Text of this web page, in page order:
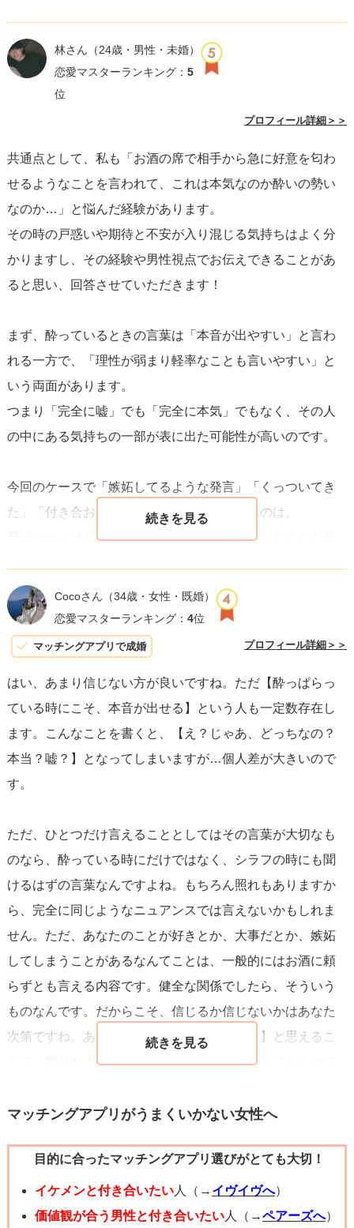
林さん （24歳・男性・未婚）
恋愛マスターランキング： 5
位
プロフィール詳細＞＞
共通点として、私も「お酒の席で相手から急に好意を匂わ
せるようなことを言われて、これは本気なのか酔いの勢い
なのか…」と悩んだ経験があります。
その時の戸惑いや期待と不安が入り混じる気持ちはよく分
かりますし、その経験や男性視点でお伝えできることがあ
ると思い、回答させていただきます！
まず、酔っているときの言葉は「本音が出やすい」と言わ
れる一方で、「理性が弱まり軽率なことも言いやすい」と
いう両面があります。
つまり「完全に嘘」でも「完全に本気」でもなく、その人
の中にある気持ちの一部が表に出た可能性が高いのです。
今回のケースで「嫉妬してるような発言」「くっついてき
た」「付き合おうか」という言動が出ているのは、
普段のそっけない態度と合わせて考えると、少なくとも相
ただし酔いの勢いで「今だけの気持ち」として口にしてし
まった面もあるので、そのまま鵜呑みにするのは危険で
す。
私の経験談ですが、酔ったときに「好きかも」と口にした
ことがあります。
そのときは実際に好意はありましたが、酔って勢いがつい
たことで普段なら言わない言葉が出てしまったのです。
翌日シラフで改めて気持ちを伝えられるかどうかが、本気
男性視点でのアドバイスとしては、「酔って言ったことを
シラフの時にどう扱うか」を見ることが大切です。
次に会った時に相手がその話題を避けるのか、それとも自
然に触れてくるのかで、彼の本心が分かりやすくなりま
す。
もし相談者様も気持ちがあるなら「この前酔って言ってた
こと、覚えてる？」と軽く聞いてみるのもいいと思いま
す。
そこで真剣に向き合ってくれるかどうかが判断基準になる
相談者様の恋愛がうまくいくことを願っています！頑張っ
てください！！！
Cocoさん （34歳・女性・既婚）
恋愛マスターランキング： 4位
マッチングアプリで成婚 プロフィール詳細＞＞
はい、あまり信じない方が良いですね。ただ【酔っぱらっ
ている時にこそ、本音が出せる】という人も一定数存在し
ます。こんなことを書くと、【え？じゃあ、どっちなの？
本当？嘘？】となってしまいますが…個人差が大きいので
す。
ただ、ひとつだけ言えることとしてはその言葉が大切なも
のなら、酔っている時にだけではなく、シラフの時にも聞
けるはずの言葉なんですよね。もちろん照れもありますか
ら、完全に同じようなニュアンスでは言えないかもしれま
せん。ただ、あなたのことが好きとか、大事だとか、嫉妬
してしまうことがあるなんてことは、一般的にはお酒に頼
らずとも言える内容です。健全な関係でしたら、そういう
ものなんです。だからこそ、信じるか信じないかはあなた
次第ですね。あなたが【自分に気があるかも】と思えるこ
とで、気分が上がるのならほどほどにそう思っておくので
と伝えましょう。誠意を見せることで、お相手も同じよう
に返してくれると良いですね。
応援しています。
マッチングアプリがうまくいかない女性へ
目的に合ったマッチングアプリ選びがとても大切！
イケメンと付き合いたい人（→ イヴイヴへ）
価値観が合う男性と付き合いたい人（→ペアーズへ）